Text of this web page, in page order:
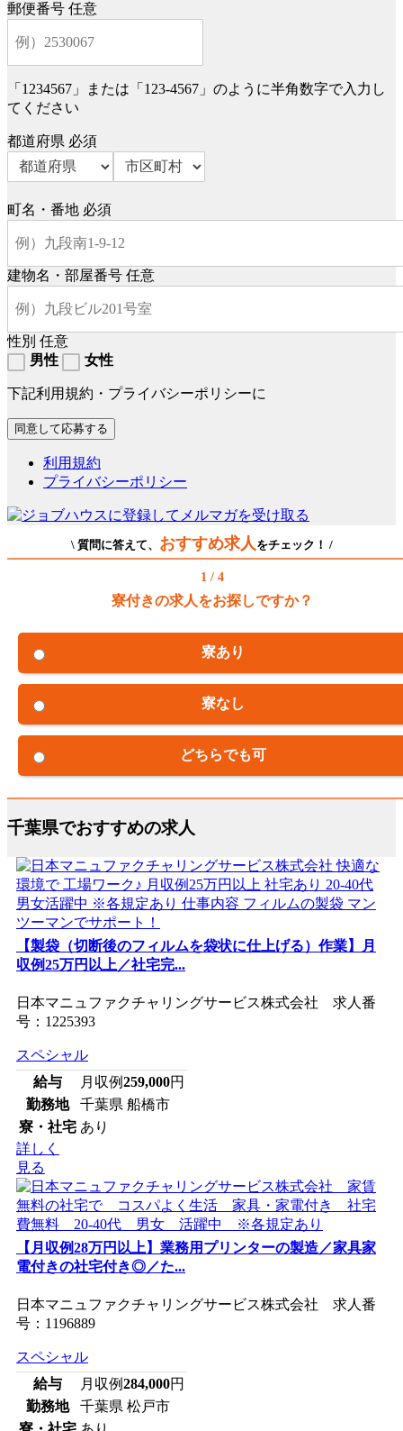
郵便番号 任意
「1234567」または「123-4567」のように半角数字で入力し
てください
都道府県 必須
町名・番地 必須
建物名・部屋番号 任意
性別 任意
男性
女性
下記利用規約・プライバシーポリシーに
利用規約
プライバシーポリシー
\ 質問に答えて、 おすすめ求人をチェック！ /
1 / 4
寮付きの求人をお探しですか？
寮あり
寮なし
どちらでも可
千葉県でおすすめの求人
【製袋（切断後のフィルムを袋状に仕上げる）作業】月
収例25万円以上／社宅完...
日本マニュファクチャリングサービス株式会社 求人番
号：1225393
スペシャル
給与
月収例259,000円
勤務地
千葉県 船橋市
寮・社宅 あり
詳しく
見る
【月収例28万円以上】業務用プリンターの製造／家具家
電付きの社宅付き◎／た...
日本マニュファクチャリングサービス株式会社 求人番
号：1196889
スペシャル
給与
月収例284,000円
勤務地
千葉県 松戸市